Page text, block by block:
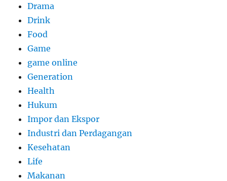
Drama
Drink
Food
Game
game online
Generation
Health
Hukum
Impor dan Ekspor
Industri dan Perdagangan
Kesehatan
Life
Makanan